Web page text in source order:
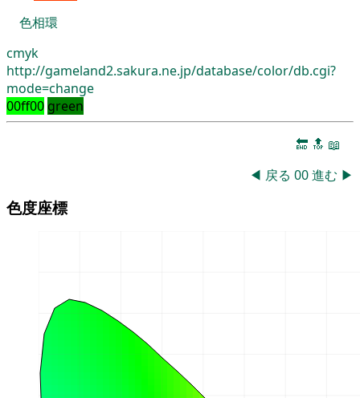
色相環
cmyk
http://gameland2.sakura.ne.jp/database/color/db.cgi?
mode=change
00ff00 green
🔚 🔝 📖
◀ 戻る 00進む ▶
色度座標